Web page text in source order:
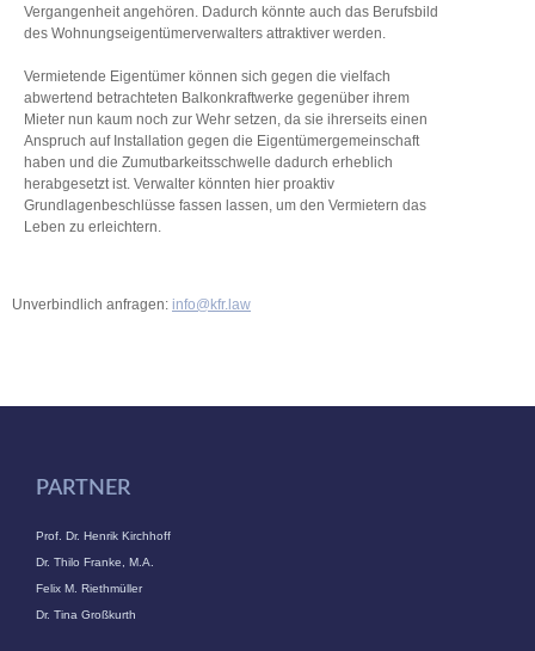
Vergangenheit angehören. Dadurch könnte auch das Berufsbild
des Wohnungseigentümerverwalters attraktiver werden.
Vermietende Eigentümer können sich gegen die vielfach
abwertend betrachteten Balkonkraftwerke gegenüber ihrem
Mieter nun kaum noch zur Wehr setzen, da sie ihrerseits einen
Anspruch auf Installation gegen die Eigentümergemeinschaft
haben und die Zumutbarkeitsschwelle dadurch erheblich
herabgesetzt ist. Verwalter könnten hier proaktiv
Grundlagenbeschlüsse fassen lassen, um den Vermietern das
Leben zu erleichtern.
Unverbindlich anfragen: info@kfr.law
PARTNER
Prof. Dr. Henrik Kirchhoff
Dr. Thilo Franke, M.A.
Felix M. Riethmüller
Dr. Tina Großkurth